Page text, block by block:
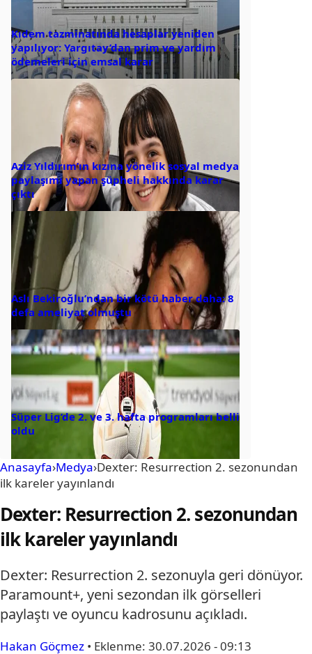
Kıdem tazminatında hesaplar yeniden
yapılıyor: Yargıtay’dan prim ve yardım
ödemeleri için emsal karar
Aziz Yıldırım’ın kızına yönelik sosyal medya
paylaşımı yapan şüpheli hakkında karar
çıktı
Aslı Bekiroğlu’ndan bir kötü haber daha: 8
defa ameliyat olmuştu
Süper Lig’de 2. ve 3. hafta programları belli
oldu
Anasayfa›Medya›Dexter: Resurrection 2. sezonundan
ilk kareler yayınlandı
Dexter: Resurrection 2. sezonundan
ilk kareler yayınlandı
Dexter: Resurrection 2. sezonuyla geri dönüyor.
Paramount+, yeni sezondan ilk görselleri
paylaştı ve oyuncu kadrosunu açıkladı.
Hakan Göçmez • Eklenme: 30.07.2026 - 09:13